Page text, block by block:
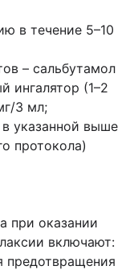
в течение 5–10
– сальбутамол
ингалятор (1–2
3 мл;
указанной выше
протокола)
при оказании
включают:
предотвращения